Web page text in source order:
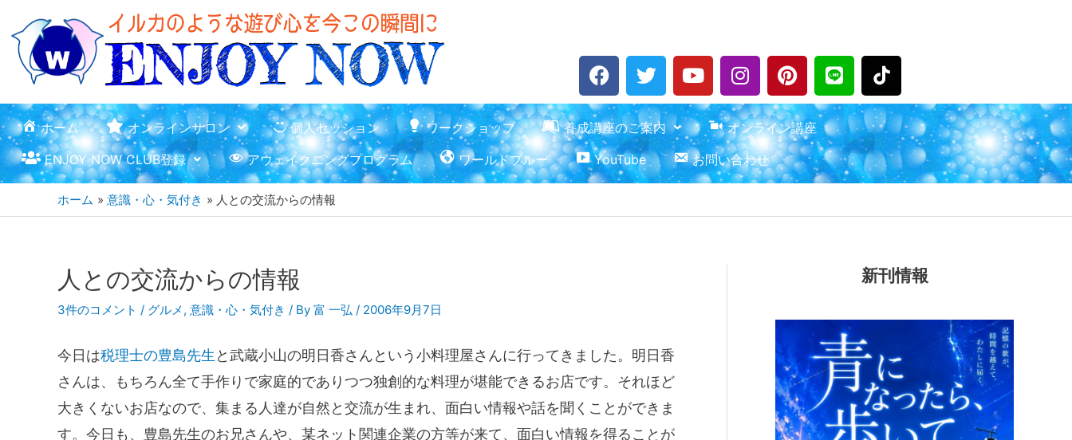
F
a
c
e
b
o
o
T
w
i
t
t
e
r
Y
o
u
t
u
b
e
I
n
s
t
a
g
r
m
P
i
n
t
e
r
e
t
L
i
n
e
ホーム オンラインサロン 個人セッション ワークショップ 養成講座のご案内
オンライン講座
ENJOY NOW CLUB登録
アウェイクニングプログラム ワールドブルー YouTube お問い合わせ
ホーム 意識・心・気付き 人との交流からの情報
人との交流からの情報
3件のコメント / グルメ , 意識・心・気付き / By 富 一弘 / 2006年9月7日
今日は税理士の豊島先生 と武蔵小山の明日香さんという小料理屋さんに行ってきました。明日香
さんは、もちろん全て手作りで家庭的でありつつ独創的な料理が堪能できるお店です。それほど
大きくないお店なので、集まる人達が自然と交流が生まれ、面白い情報や話を聞くことができま
す。今日も、豊島先生のお兄さんや、某ネット関連企業の方等が来て、面白い情報を得ることが
新刊情報